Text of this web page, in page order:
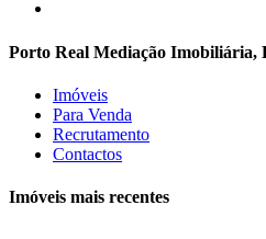
Porto Real Mediação Imobiliária,
Imóveis
Para Venda
Recrutamento
Contactos
Imóveis mais recentes